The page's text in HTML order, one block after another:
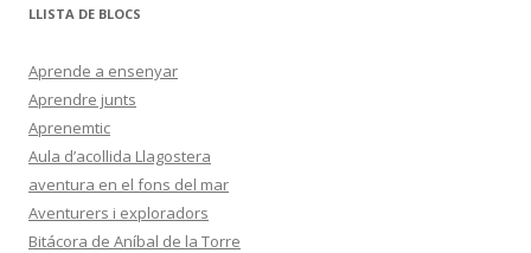
LLISTA DE BLOCS
Aprende a ensenyar
Aprendre junts
Aprenemtic
Aula d’acollida Llagostera
aventura en el fons del mar
Aventurers i exploradors
Bitácora de Aníbal de la Torre